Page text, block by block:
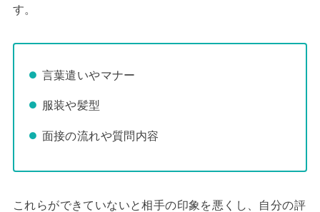
す。
言葉遣いやマナー
服装や髪型
面接の流れや質問内容
これらができていないと相手の印象を悪くし、自分の評